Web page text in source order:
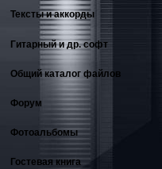
Тексты и аккорды
Гитарный и др. софт
Общий каталог файлов
Форум
Фотоальбомы
Гостевая книга